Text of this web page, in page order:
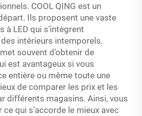
COOL QING est un
Ils proposent une vaste
à LED qui s’intègrent
intérieurs intemporels.
souvent d’obtenir de
est avantageux si vous
entière ou même toute une
de comparer les prix et les
différents magasins. Ainsi, vous
qui s’accorde le mieux avec